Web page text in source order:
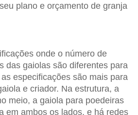
plano e orçamento de granja
onde o número de
das gaiolas são diferentes para
especificações são mais para
e criador. Na estrutura, a
meio, a gaiola para poedeiras
em ambos os lados, e há redes